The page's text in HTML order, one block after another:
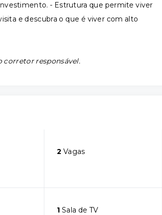
- Estrutura que permite viver
e descubra o que é viver com alto
corretor responsável.
2 Vagas
1 Sala de TV